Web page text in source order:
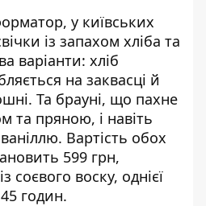
у київських
із запахом хліба та
варіанти: хліб
на заквасці й
Та брауні, що пахне
та пряною, і навіть
Вартість обох
599 грн,
соєвого воску, однієї
годин.